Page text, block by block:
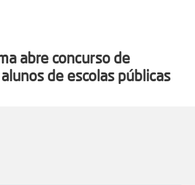
abre concurso de
de escolas públicas